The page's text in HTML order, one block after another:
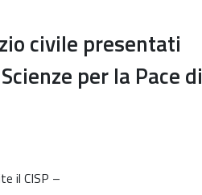
civile presentati
per la Pace di
il CISP –